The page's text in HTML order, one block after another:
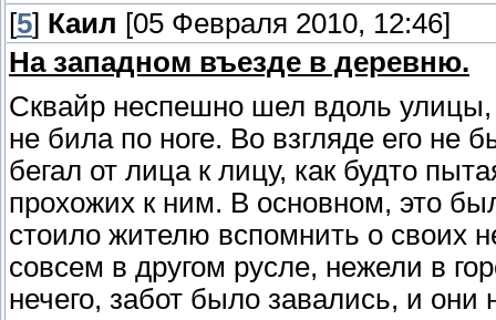
[5] Каил [05 Февраля 2010, 12:46]
На западном въезде в деревню.
Сквайр неспешно шел вдоль улицы,
не била по ноге. Во взгляде его не
бегал от лица к лицу, как будто
прохожих к ним. В основном, это
стоило жителю вспомнить о своих
совсем в другом русле, нежели в
нечего, забот было завались, и они